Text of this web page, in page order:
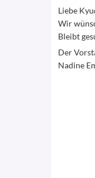
Liebe
Wir
Bleibt
Der
Nadine